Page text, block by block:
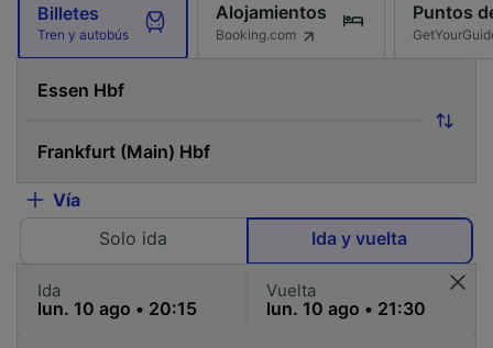
Billetes
Tren y autobús
Alojamientos
Booking.com
Puntos
Vía
Solo ida
Ida y vuelta
Ida Vuelta